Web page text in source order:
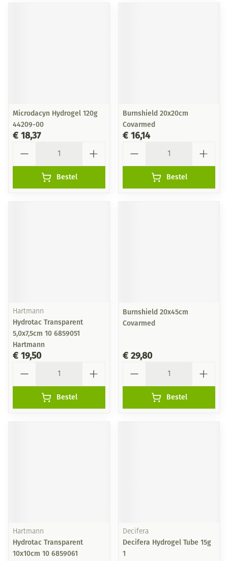
Microdacyn Hydrogel 120g
44209-00
€ 18,37
Bestel
Burnshield 20x20cm
Covarmed
€ 16,14
Bestel
Hartmann
Hydrotac Transparent
5,0x7,5cm 10 6859051
Hartmann
€ 19,50
Bestel
Burnshield 20x45cm
Covarmed
€ 29,80
Bestel
Hartmann
Hydrotac Transparent
10x10cm 10 6859061
Decifera
Decifera Hydrogel Tube 15g
1